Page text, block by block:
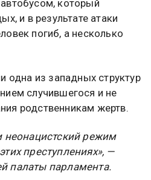
который
и в результате атаки
погиб, а несколько
одна из западных структур
случившегося и не
родственникам жертв.
неонацистский режим
преступлениях», —
палаты парламента.